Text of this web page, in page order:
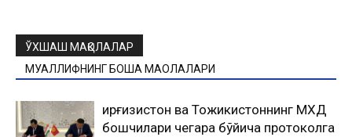
ЎХШАШ МАҚОЛАЛАР
МУАЛЛИФНИНГ БОШҚА МАҚОЛАЛАРИ
Қирғизистон ва Тожикистоннинг МХДҚ
бошчилари чегара бўйича протоколга